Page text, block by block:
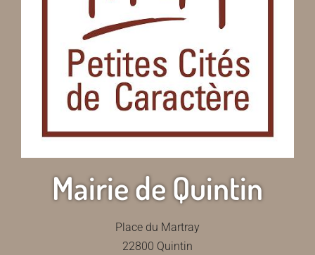
Mairie de Quintin
Place du Martray
22800 Quintin